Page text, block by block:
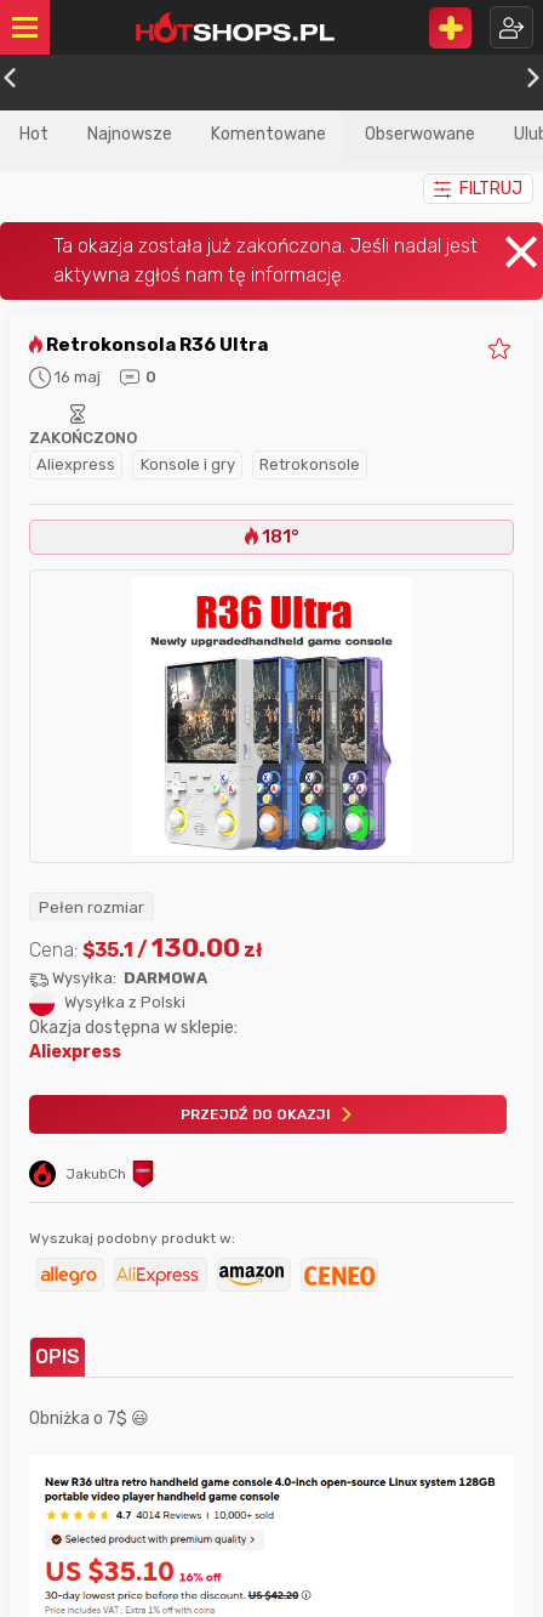
Hot Najnowsze Komentowane Obserwowane
FILTRUJ
Retrokonsola R36 Ultra
16 maj 0
Aliexpress Konsole i gry Retrokonsole
ZAKOŃCZONO
181°
Pełen rozmiar
JakubCh
Cena: $35.1 / 130.00 zł
Wysyłka: DARMOWA
Wysyłka z Polski
Okazja dostępna w sklepie:
Aliexpress
PRZEJDŹ DO OKAZJI
Wyszukaj podobny produkt w:
OPIS
Obniżka o 7$ 😃